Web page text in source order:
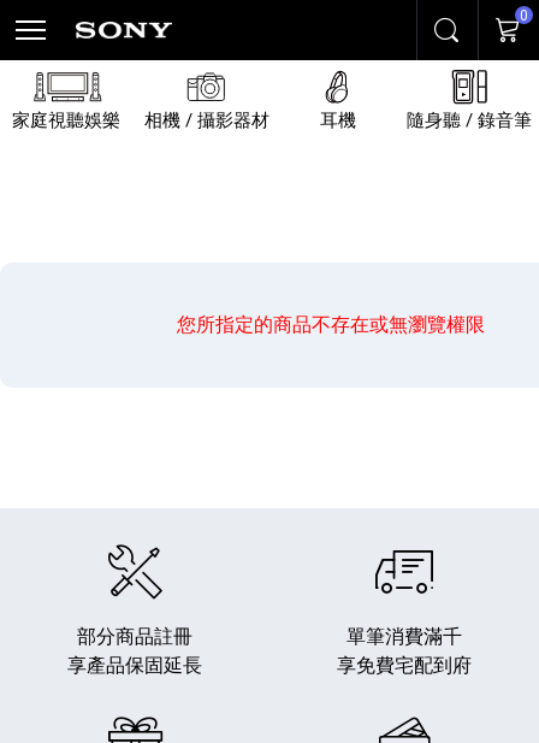
搜尋 購物
0
家庭視聽娛樂 相機 / 攝影器材 耳機 隨身聽 / 錄音筆
您所指定的商品不存在或無瀏覽權限
部分商品註冊
享產品保固延長
單筆消費滿千
享免費宅配到府